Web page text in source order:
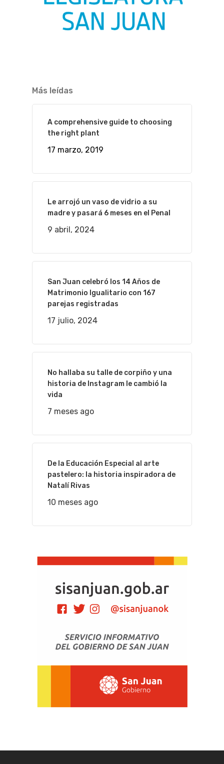
Más leídas
A comprehensive guide to choosing
the right plant
17 marzo, 2019
Le arrojó un vaso de vidrio a su
madre y pasará 6 meses en el Penal
9 abril, 2024
San Juan celebró los 14 Años de
Matrimonio Igualitario con 167
parejas registradas
17 julio, 2024
No hallaba su talle de corpiño y una
historia de Instagram le cambió la
vida
7 meses ago
De la Educación Especial al arte
pastelero: la historia inspiradora de
Natalí Rivas
10 meses ago